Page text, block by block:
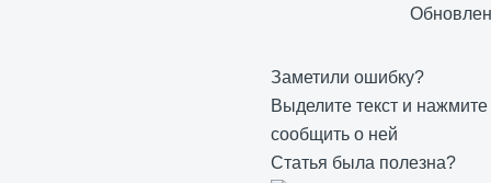
Заметили ошибку?
Выделите текст и нажмите
сообщить о ней
Статья была полезна?